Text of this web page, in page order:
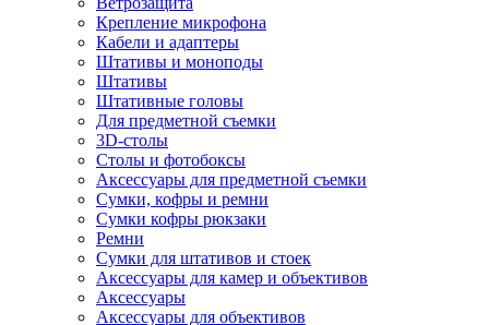
Крепление микрофона
Кабели и адаптеры
Штативы и моноподы
Штативы
Штативные головы
Для предметной съемки
3D-столы
Столы и фотобоксы
Аксессуары для предметной съемки
Сумки, кофры и ремни
Сумки кофры рюкзаки
Ремни
Сумки для штативов и стоек
Аксессуары для камер и объективов
Аксессуары
Аксессуары для объективов